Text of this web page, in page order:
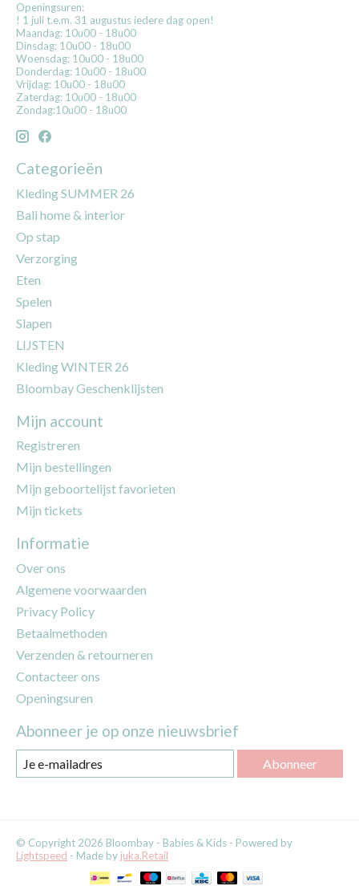
Openingsuren:
! 1 juli t.e.m. 31 augustus iedere dag open!
Maandag: 10u00 - 18u00
Dinsdag: 10u00 - 18u00
Woensdag: 10u00 - 18u00
Donderdag: 10u00 - 18u00
Vrijdag: 10u00 - 18u00
Zaterdag: 10u00 - 18u00
Zondag:10u00 - 18u00
Categorieën
Kleding SUMMER 26
Bali home & interior
Op stap
Verzorging
Eten
Spelen
Slapen
LIJSTEN
Kleding WINTER 26
Bloombay Geschenklijsten
Mijn account
Registreren
Mijn bestellingen
Mijn geboortelijst favorieten
Mijn tickets
Informatie
Over ons
Algemene voorwaarden
Privacy Policy
Betaalmethoden
Verzenden & retourneren
Contacteer ons
Openingsuren
Abonneer je op onze nieuwsbrief
Abonneer
© Copyright 2026 Bloombay - Babies & Kids - Powered by
Lightspeed - Made by juka.Retail